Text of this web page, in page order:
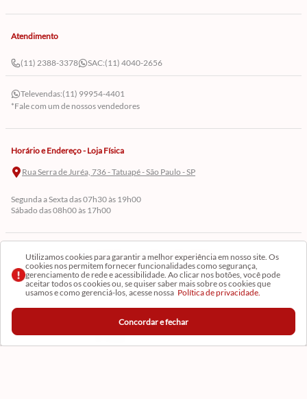
Utilizamos cookies para garantir a melhor experiência em nosso site. Os
cookies nos permitem fornecer funcionalidades como segurança,
gerenciamento de rede e acessibilidade. Ao clicar nos botões, você pode
aceitar todos os cookies ou, se quiser saber mais sobre os cookies que
usamos e como gerenciá-los, acesse nossa Política de privacidade.
Concordar e fechar
Atendimento
(11) 2388-3378 SAC:(11) 4040-2656
Televendas:(11) 99954-4401
*Fale com um de nossos vendedores
Horário e Endereço - Loja Física
Rua Serra de Juréa, 736 - Tatuapé - São Paulo - SP
Segunda a Sexta das 07h30 às 19h00
Sábado das 08h00 às 17h00
Cadastre-se em Nossa Newsletter
Receba as novidades